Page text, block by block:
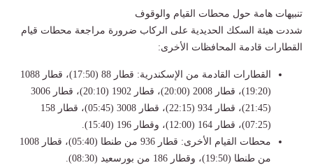
​تنبيهات هامة حول محطات القيام والوقوف
​شددت هيئة السكك الحديدية على الركاب ضرورة مراجعة محطات قيام
القطارات قادمة المحافظات الأخرى:
​القطارات القادمة من الإسكندرية: قطار 88 (17:50)، قطار 1088
(19:20)، قطار 2008 (20:00)، قطار 1902 (20:10)، قطار 3006
(21:45)، قطار 934 (22:15)، قطار 3008 (05:45)، قطار 158
(07:25)، قطار 164 (12:00)، وقطار 196 (15:40).
​محطات القيام الأخرى: قطار 936 من طنطا (05:40)، قطار 1008
من طنطا (19:50)، وقطار 186 من بورسعيد (08:30).